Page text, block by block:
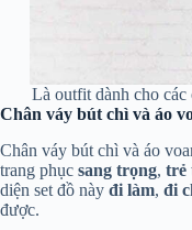
Là outfit dành cho các
Chân váy bút chì và áo
Chân váy bút chì và áo
trang phục sang trọng, trẻ
diện set đồ này đi làm, đi
được.